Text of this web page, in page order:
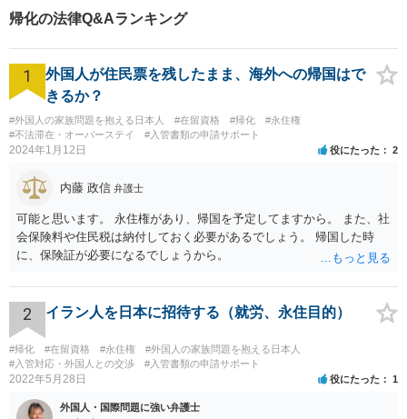
【メール・電話面談可】【東
三国駅4分】
帰化の法律Q&Aランキング
1
外国人が住民票を残したまま、海外への帰国はで
きるか？
#外国人の家族問題を抱える日本人 #在留資格 #帰化
#永住権
#不法滞在・オーバーステイ
#入管書類の申請サポート
2024年1月12日 役にたった 2
内藤 政信 弁護士
可能と思います。 永住権があり、帰国を予定してますから。 また、社
会保険料や住民税は納付しておく必要があるでしょう。 帰国した時
に、保険証が必要になるでしょうから。
2 イラン人を日本に招待する（就労、永住目的）
#帰化 #在留資格 #永住権
#外国人の家族問題を抱える日本人
#入管対応・外国人との交渉
#入管書類の申請サポート
2022年5月28日 役にたった 1
外国人・国際問題に強い弁護士